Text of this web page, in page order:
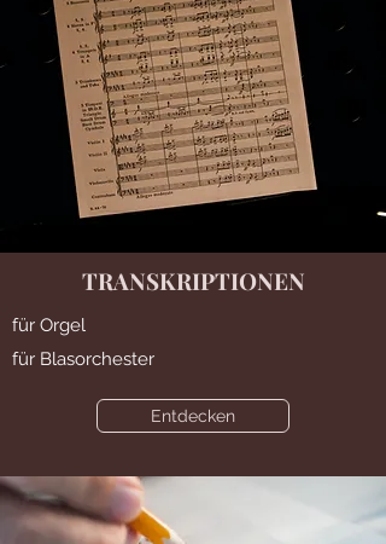
TRANSKRIPTIONEN
für Orgel
für Blasorchester
Entdecken